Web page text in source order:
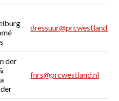
dressuur@prcwestland.nl
der
fnrs@prcwestland.nl